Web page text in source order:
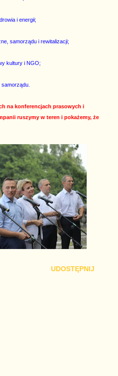
i energii;
samorządu i rewitalizacji;
kultury i NGO;
na konferencjach prasowych i
ruszymy w teren i pokażemy, że
UDOSTĘPNIJ